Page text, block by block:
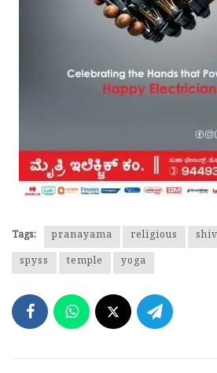
Tags: pranayama religious
spyss
temple yoga